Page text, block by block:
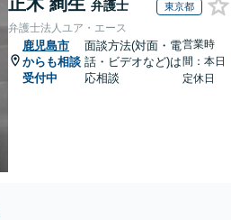
弁護士 東京都
弁護士法人ユア・エース
鹿児島市
からも相談
受付中
面談方法(対面・電
話・ビデオなど)は
応相談
営業時
間：本日
定休日